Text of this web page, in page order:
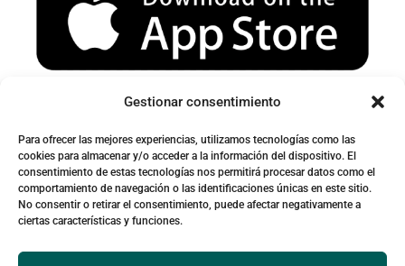
Gestionar consentimiento
Para ofrecer las mejores experiencias, utilizamos tecnologías como las
cookies para almacenar y/o acceder a la información del dispositivo. El
consentimiento de estas tecnologías nos permitirá procesar datos como el
comportamiento de navegación o las identificaciones únicas en este sitio.
No consentir o retirar el consentimiento, puede afectar negativamente a
ciertas características y funciones.
Por favor, revisa tu carpeta de spam o correo no deseado para
asegurarte de recibir nuestros mensajes